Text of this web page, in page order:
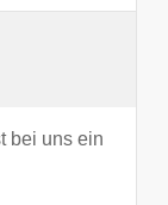
bei uns ein